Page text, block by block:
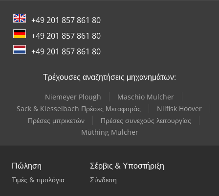
+49 201 857 861 80
+49 201 857 861 80
+49 201 857 861 80
Τρέχουσες αναζητήσεις μηχανημάτων:
Niemeyer Plough
Maschio Mulcher
Sack & Kiesselbach Πρέσες Μεταφοράς
Nilfisk Hoover
Πρέσες μπρικετών
Πρέσες συνεχούς λειτουργίας
Müthing Mulcher
Πώληση
Τιμές & τιμολόγια
Σέρβις & Υποστήριξη
Σύνδεση